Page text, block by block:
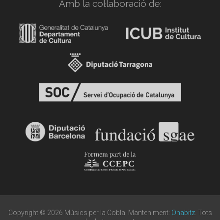
Amb la col·laboració de:
Copyright © 2026 Músics per la Cobla. Manteniment: Onabitz. Tots